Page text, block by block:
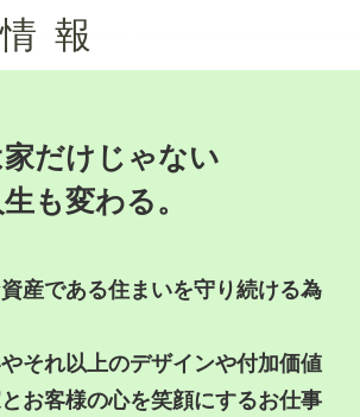
報
だけじゃない
も変わる。
産である住まいを守り続ける為
それ以上のデザインや付加価値
お客様の心を笑顔にするお仕事